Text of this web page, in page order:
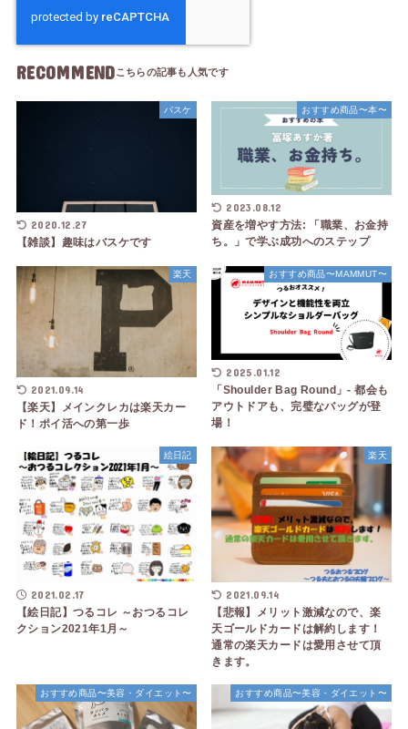
RECOMMEND
バスケ
2020.12.27
【雑談】趣味はバスケです
おすすめ商品〜本〜
2023.08.12
資産を増やす方法: 「職業、お金持
ち。」で学ぶ成功へのステップ
楽天
2021.09.14
【楽天】メインクレカは楽天カー
ド！ポイ活への第一歩
おすすめ商品〜MAMMUT〜
2025.01.12
「Shoulder Bag Round」- 都会も
アウトドアも、完璧なバッグが登
場！
絵日記
2021.02.17
【絵日記】つるコレ ～おつるコレ
クション2021年1月～
楽天
2021.09.14
【悲報】メリット激減なので、楽
天ゴールドカードは解約します！
通常の楽天カードは愛用させて頂
きます。
おすすめ商品〜美容・ダイエット〜 おすすめ商品〜美容・ダイエット〜